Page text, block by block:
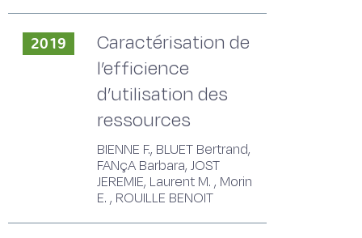
2019
Caractérisation de
l’efficience
d’utilisation des
ressources
BIENNE F., BLUET Bertrand,
FANçA Barbara, JOST
JEREMIE, Laurent M. , Morin
E. , ROUILLE BENOIT